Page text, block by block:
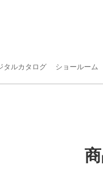
タルカタログ ショールーム